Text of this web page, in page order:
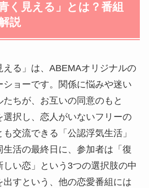
く見える」とは？番組
説
える」は、ABEMAオリジナルの
ショーです。関係に悩みや迷い
たちが、お互いの同意のもと
選択し、恋人がいないフリーの
交流できる「公認浮気生活」
生活の最終日に、参加者は「復
い恋」という3つの選択肢の中
出すという、他の恋愛番組には